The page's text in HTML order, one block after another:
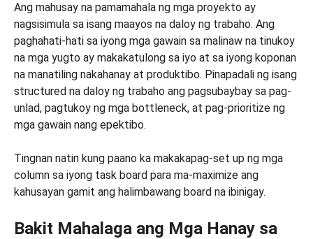
Ang mahusay na pamamahala ng mga proyekto ay
nagsisimula sa isang maayos na daloy ng trabaho. Ang
paghahati-hati sa iyong mga gawain sa malinaw na tinukoy
na mga yugto ay makakatulong sa iyo at sa iyong koponan
na manatiling nakahanay at produktibo. Pinapadali ng isang
structured na daloy ng trabaho ang pagsubaybay sa pag-
unlad, pagtukoy ng mga bottleneck, at pag-prioritize ng
mga gawain nang epektibo.
Tingnan natin kung paano ka makakapag-set up ng mga
column sa iyong task board para ma-maximize ang
kahusayan gamit ang halimbawang board na ibinigay.
Bakit Mahalaga ang Mga Hanay sa